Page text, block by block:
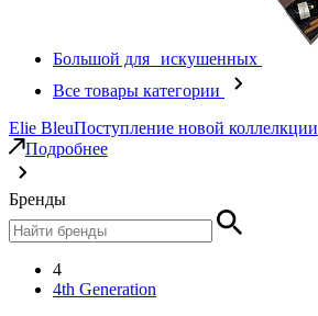
Большой для искушенных
Все товары категории
Elie BleuПоступление новой коллелкции
Подробнее
Бренды
4
4th Generation